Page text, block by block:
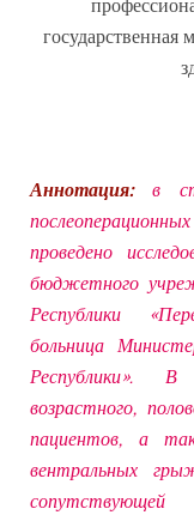
государственная
Аннотация:в
проведено
бюджетного
Республики
больница
Республики».
возрастного,
пациентов, а
вентральных